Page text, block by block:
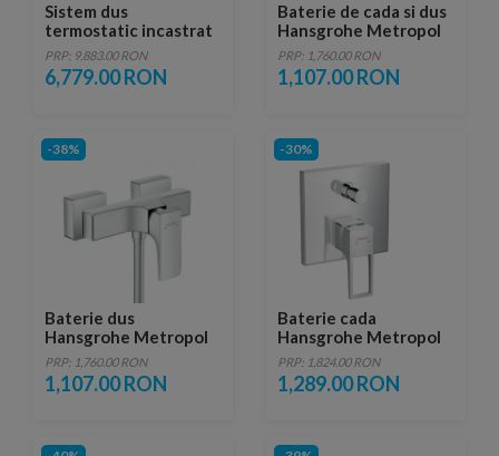
Sistem dus
termostatic incastrat
Hansgrohe Design
Raindance Select
E300
PRP: 9,883.00 RON
6,779.00 RON
Baterie de cada si dus
Hansgrohe Metropol
montaj incastrat
PRP: 1,760.00 RON
1,107.00 RON
-38%
Baterie dus
Hansgrohe Metropol
143 x 219 mm
PRP: 1,760.00 RON
1,107.00 RON
-30%
Baterie cada
Hansgrohe Metropol
cu levier decupat,
necesita corp
incastrat
PRP: 1,824.00 RON
1,289.00 RON